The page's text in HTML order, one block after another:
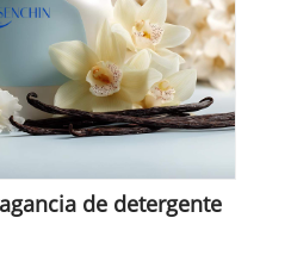
de detergente